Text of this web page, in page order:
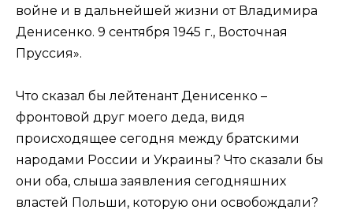
войне и в дальнейшей жизни от Владимира
Денисенко. 9 сентября 1945 г., Восточная
Пруссия».
Что сказал бы лейтенант Денисенко –
фронтовой друг моего деда, видя
происходящее сегодня между братскими
народами России и Украины? Что сказали бы
они оба, слыша заявления сегодняшних
властей Польши, которую они освобождали?